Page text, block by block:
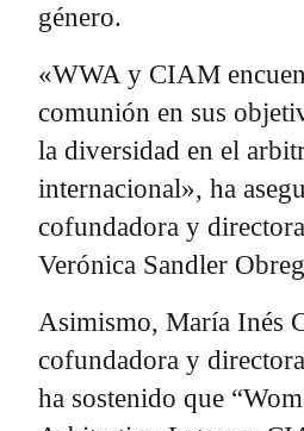
género.
«WWA y CIAM
comunión en sus
la diversidad en el
internacional», ha
cofundadora y
Verónica Sandler
Asimismo, María Inés
cofundadora y
ha sostenido que